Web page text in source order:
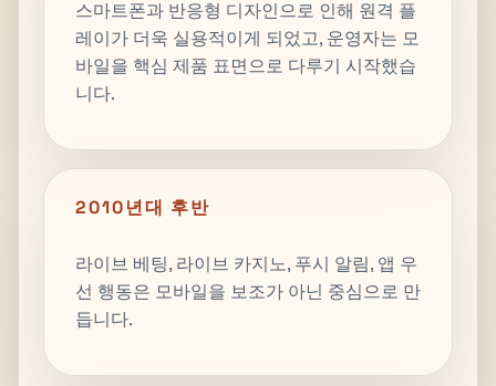
스마트폰과 반응형 디자인으로 인해 원격 플
레이가 더욱 실용적이게 되었고, 운영자는 모
바일을 핵심 제품 표면으로 다루기 시작했습
니다.
2010년대 후반
라이브 베팅, 라이브 카지노, 푸시 알림, 앱 우
선 행동은 모바일을 보조가 아닌 중심으로 만
듭니다.